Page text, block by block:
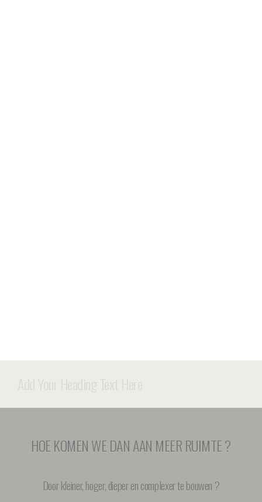
Add Your Heading Text Here
HOE KOMEN WE DAN AAN MEER RUIMTE ?
Door kleiner, hoger, dieper en complexer te bouwen ?